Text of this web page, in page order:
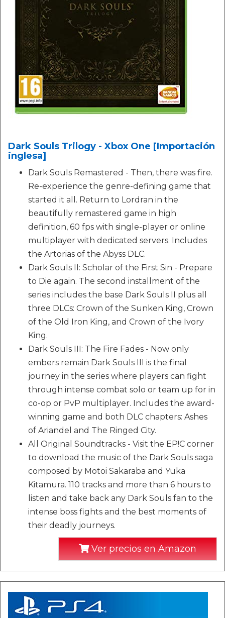
Dark Souls Trilogy - Xbox One [Importación
inglesa]
Dark Souls Remastered - Then, there was fire.
Re-experience the genre-defining game that
started it all. Return to Lordran in the
beautifully remastered game in high
definition, 60 fps with single-player or online
multiplayer with dedicated servers. Includes
the Artorias of the Abyss DLC.
Dark Souls II: Scholar of the First Sin - Prepare
to Die again. The second installment of the
series includes the base Dark Souls II plus all
three DLCs: Crown of the Sunken King, Crown
of the Old Iron King, and Crown of the Ivory
King.
Dark Souls III: The Fire Fades - Now only
embers remain Dark Souls III is the final
journey in the series where players can fight
through intense combat solo or team up for in
co-op or PvP multiplayer. Includes the award-
winning game and both DLC chapters: Ashes
of Ariandel and The Ringed City.
All Original Soundtracks - Visit the EP!C corner
to download the music of the Dark Souls saga
composed by Motoi Sakaraba and Yuka
Kitamura. 110 tracks and more than 6 hours to
listen and take back any Dark Souls fan to the
intense boss fights and the best moments of
their deadly journeys.
Ver precios en Amazon